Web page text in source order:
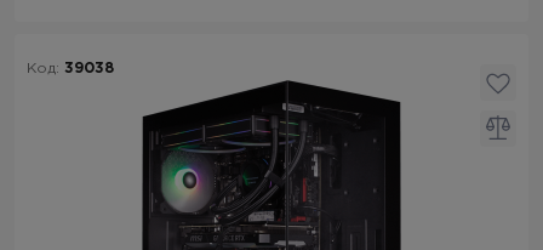
Код: 39038